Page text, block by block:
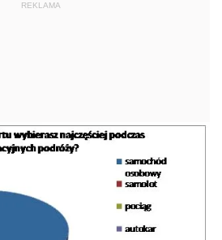
REKLAMA